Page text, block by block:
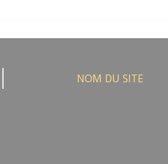
NOM DU SITE